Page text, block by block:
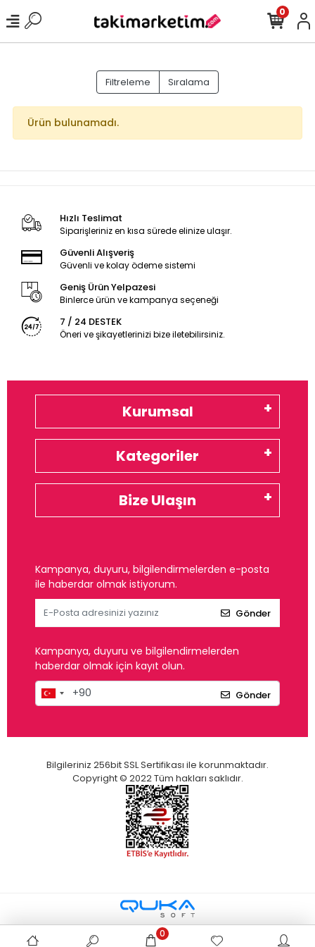
0
Filtreleme Sıralama
Ürün bulunamadı.
Hızlı Teslimat
Siparişleriniz en kısa sürede elinize ulaşır.
Güvenli Alışveriş
Güvenli ve kolay ödeme sistemi
Geniş Ürün Yelpazesi
Binlerce ürün ve kampanya seçeneği
7 / 24 DESTEK
Öneri ve şikayetlerinizi bize iletebilirsiniz.
Kurumsal
Kategoriler
Bize Ulaşın
Kampanya, duyuru, bilgilendirmelerden e-posta
ile haberdar olmak istiyorum.
Gönder
Kampanya, duyuru ve bilgilendirmelerden
haberdar olmak için kayıt olun.
Gönder
Bilgileriniz 256bit SSL Sertifikası ile korunmaktadır.
Copyright © 2022 Tüm hakları saklıdır.
0